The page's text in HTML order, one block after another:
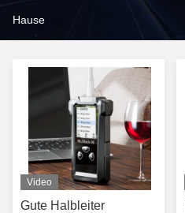
Hause
Video
Gute Halbleiter